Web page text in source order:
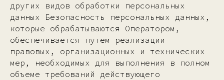
других видов обработки персональных
данных Безопасность персональных данных,
которые обрабатываются Оператором,
обеспечивается путем реализации
правовых, организационных и технических
мер, необходимых для выполнения в полном
объеме требований действующего